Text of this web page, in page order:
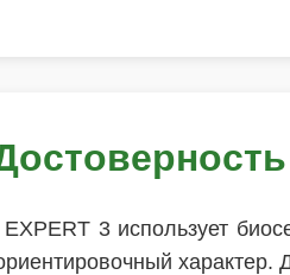
3 использует